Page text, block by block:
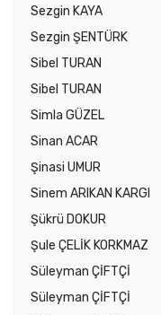
Sezgin KAYA
Sezgin ŞENTÜRK
Sibel TURAN
Sibel TURAN
Simla GÜZEL
Sinan ACAR
Şinasi UMUR
Sinem ARIKAN KARGI
Şükrü DOKUR
Şule ÇELİK KORKMAZ
Süleyman ÇİFTÇİ
Süleyman ÇİFTÇİ